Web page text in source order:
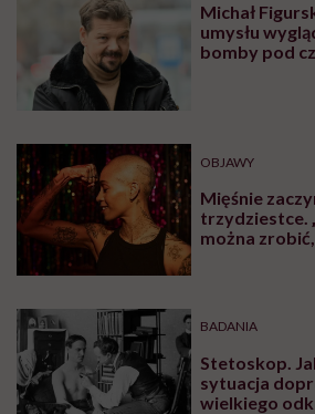
Michał
umysłu
bomby pod
OBJAWY
Mięśnie
trzydziestce.
można
BADANIA
Stetoskop.
sytuacja
wielkiego